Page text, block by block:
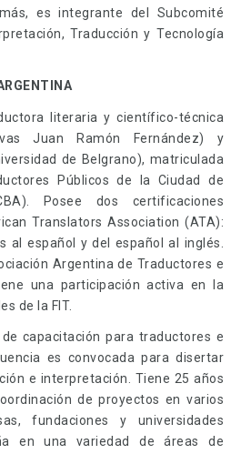
es integrante del Subcomité
Traducción y Tecnología
literaria y científico-técnica
Juan Ramón Fernández) y
de Belgrano), matriculada
Públicos de la Ciudad de
Posee dos certificaciones
Translators Association (ATA):
al español y del español al inglés.
Argentina de Traductores e
una participación activa en la
de la FIT.
capacitación para traductores e
es convocada para disertar
e interpretación. Tiene 25 años
de proyectos en varios
fundaciones y universidades
en una variedad de áreas de